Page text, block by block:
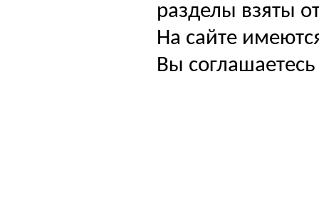
разделы взяты
На сайте
Вы